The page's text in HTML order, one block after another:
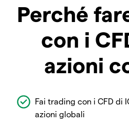
Perché
con i
azioni
Fai trading con i CFD di
azioni globali